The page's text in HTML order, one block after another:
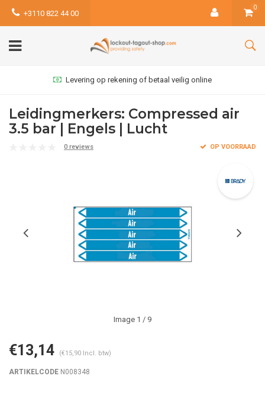
+3110 822 44 00
0
Levering op rekening of betaal veilig online
Leidingmerkers: Compressed air
3.5 bar | Engels | Lucht
0 reviews OP VOORRAAD
Image 1 / 9
€13,14 (€15,90 Incl. btw)
ARTIKELCODE N008348